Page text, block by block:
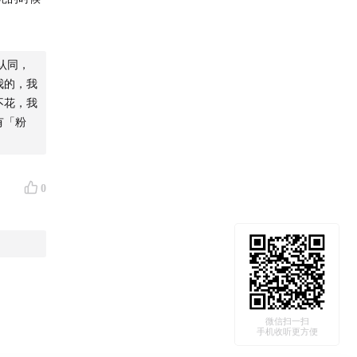
及低
心理
生物
同，
的，我
花，我
「粉
0
微信扫一扫
手机收听更方便